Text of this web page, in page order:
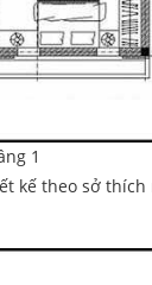
1
kế theo sở